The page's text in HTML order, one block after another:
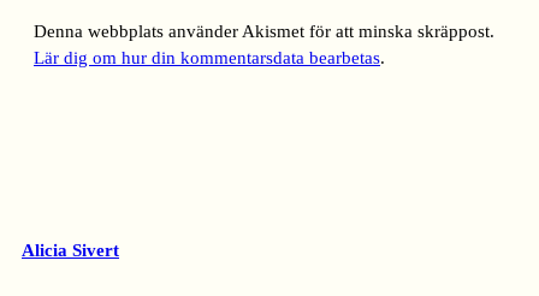
Denna webbplats använder Akismet för att minska skräppost.
Lär dig om hur din kommentarsdata bearbetas.
Alicia Sivert